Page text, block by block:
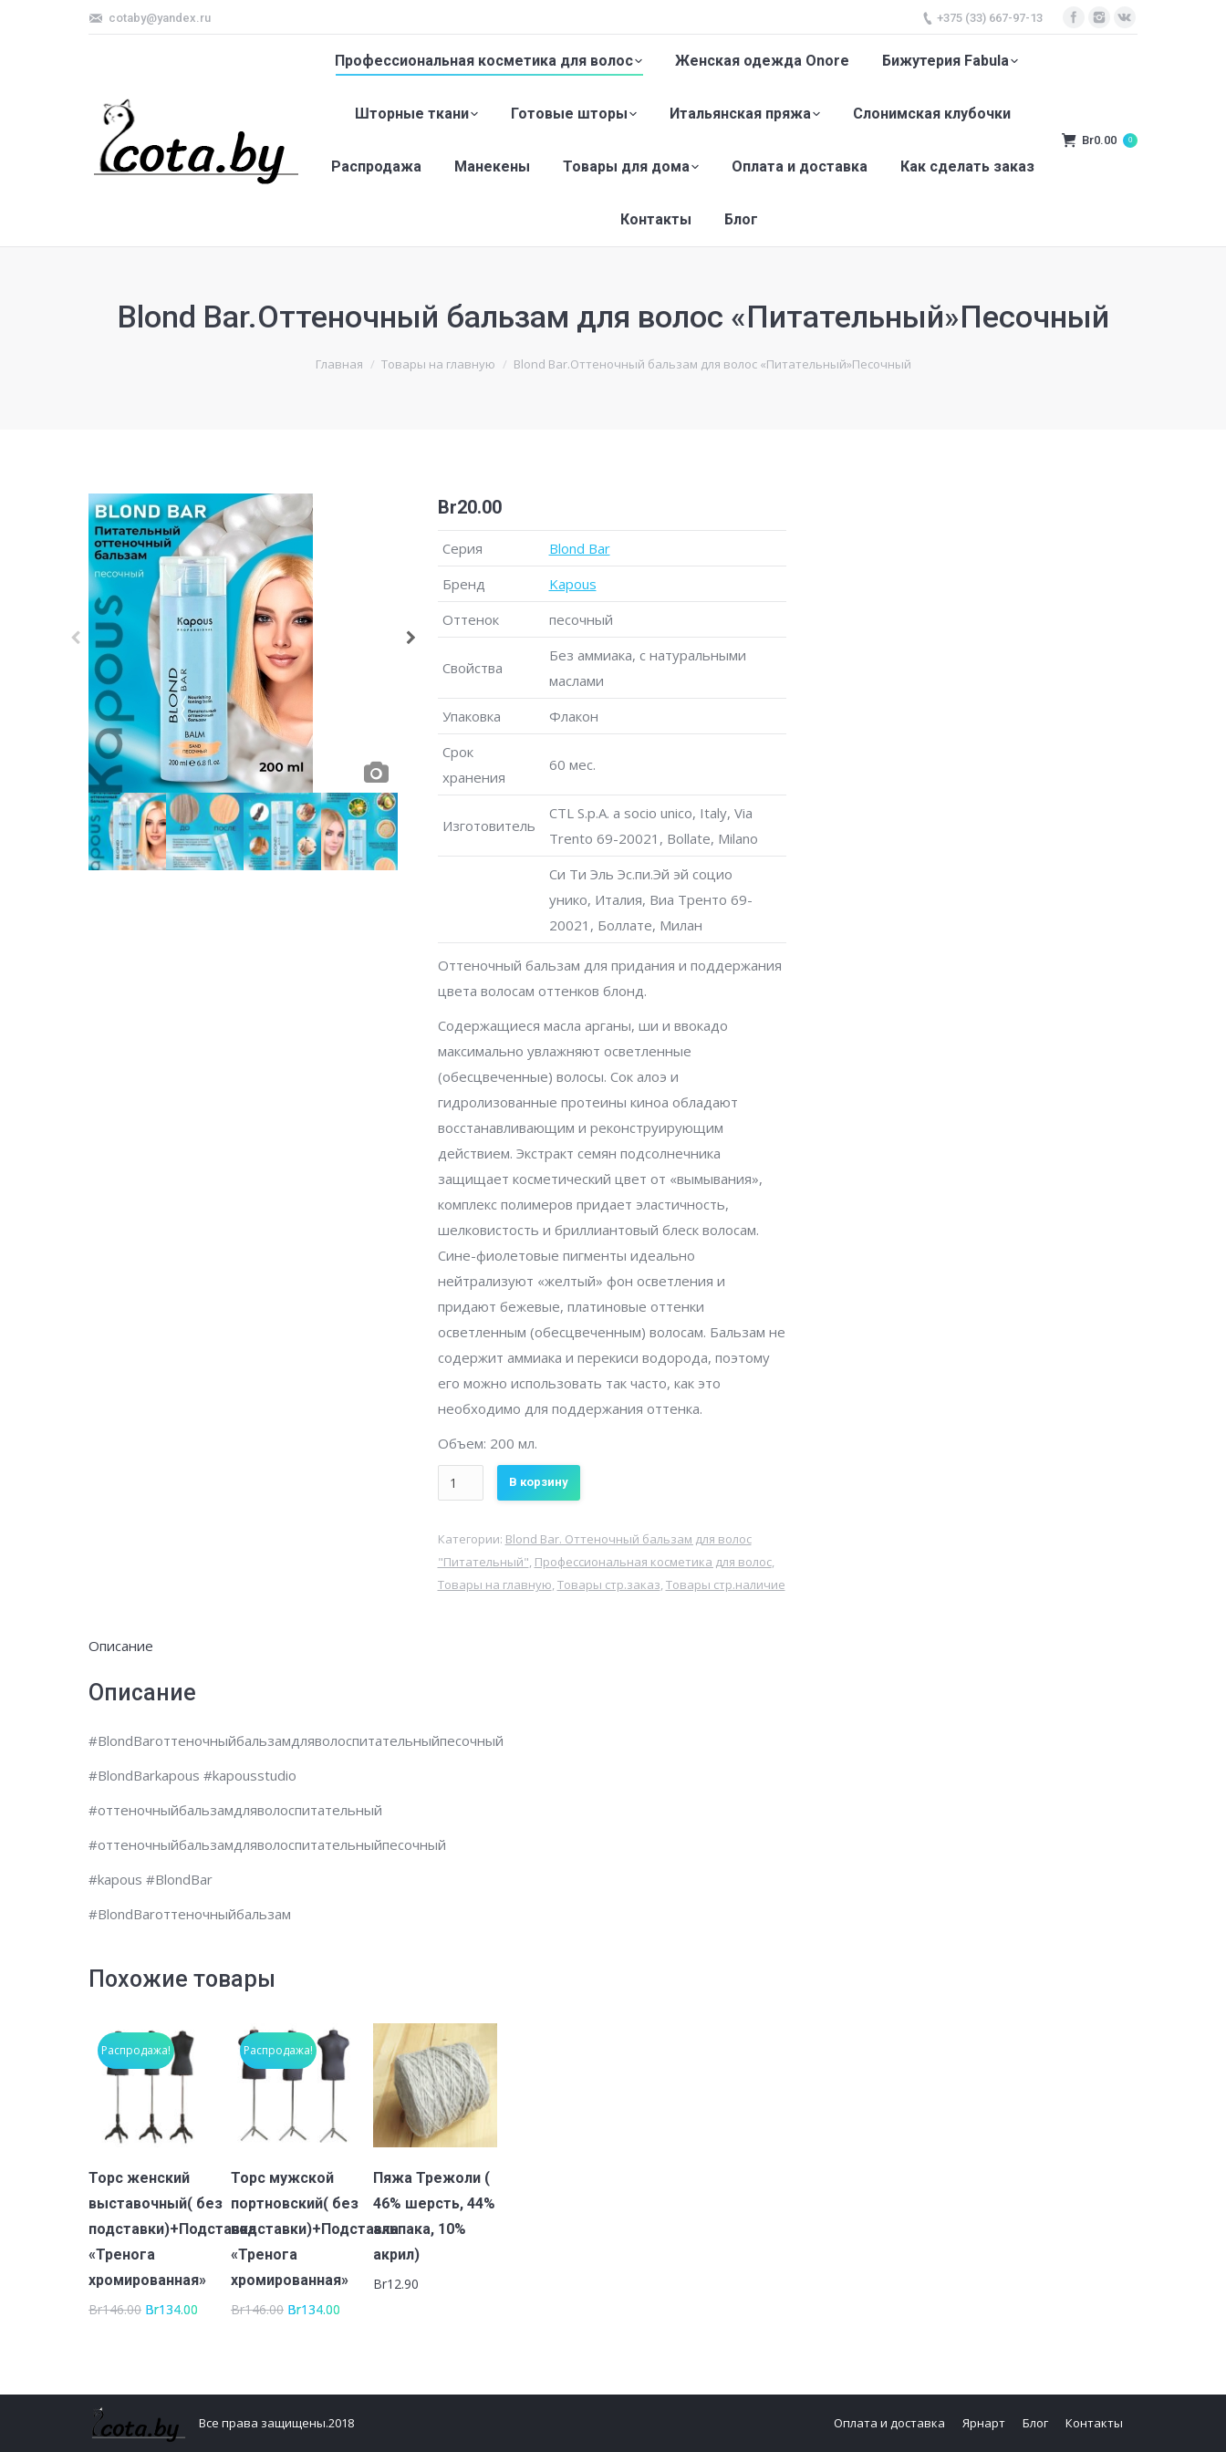
cotaby@yandex.ru +375 (33) 667-97-13
Профессиональная косметика для волос Женская одежда Onore Бижутерия Fabula
Шторные ткани Готовые шторы Итальянская пряжа Слонимская клубочки
Распродажа Манекены Товары для дома Оплата и доставка Как сделать заказ
Контакты Блог
Br0.00 0
Blond Bar.Оттеночный бальзам для волос «Питательный»Песочный
Главная Товары на главную Blond Bar.Оттеночный бальзам для волос «Питательный»Песочный
Br20.00
Серия
Blond Bar
Бренд
Kapous
Оттенок
песочный
Свойства
Без аммиака, с натуральными
маслами
Упаковка
Флакон
Срок
хранения
60 мес.
Изготовитель
CTL S.p.A. a socio unico, Italy, Via
Trento 69-20021, Bollate, Milano
Си Ти Эль Эс.пи.Эй эй социо
унико, Италия, Виа Тренто 69-
20021, Боллате, Милан
Оттеночный бальзам для придания и поддержания
цвета волосам оттенков блонд.
Содержащиеся масла арганы, ши и ввокадо
максимально увлажняют осветленные
(обесцвеченные) волосы. Сок алоэ и
гидролизованные протеины киноа обладают
восстанавливающим и реконструирующим
действием. Экстракт семян подсолнечника
защищает косметический цвет от «вымывания»,
комплекс полимеров придает эластичность,
шелковистость и бриллиантовый блеск волосам.
Сине-фиолетовые пигменты идеально
нейтрализуют «желтый» фон осветления и
придают бежевые, платиновые оттенки
осветленным (обесцвеченным) волосам. Бальзам не
содержит аммиака и перекиси водорода, поэтому
его можно использовать так часто, как это
необходимо для поддержания оттенка.
Объем: 200 мл.
Количество
Blond
бальзам
для
В корзину
Категории: Blond Bar. Оттеночный бальзам для волос
"Питательный", Профессиональная косметика для волос,
Товары на главную, Товары стр.заказ, Товары стр.наличие
Описание
Описание
#BlondBarоттеночныйбальзамдляволоспитательныйпесочный
#BlondBarkapous #kapousstudio
#оттеночныйбальзамдляволоспитательный
#оттеночныйбальзамдляволоспитательныйпесочный
#kapous #BlondBar
#BlondBarоттеночныйбальзам
Похожие товары
Распродажа!
В корзину
Торс женский
выставочный( без
подставки)+Подставка
«Тренога
хромированная»
Br146.00 Br134.00
Распродажа!
В корзину
Торс мужской
портновский( без
подставки)+Подставка
«Тренога
хромированная»
Br146.00 Br134.00
Пяжа Трежоли (
46% шерсть, 44%
альпака, 10%
акрил)
Br12.90
Все права защищены.2018 Оплата и доставка Ярнарт Блог Контакты